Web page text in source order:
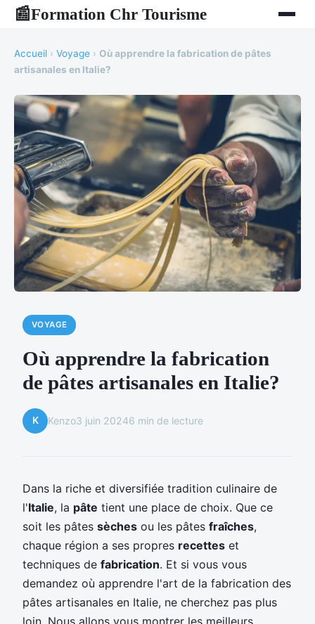
📰Formation Chr Tourisme
Accueil › Voyage › Où apprendre la fabrication de pâtes
artisanales en Italie?
VOYAGE
Où apprendre la fabrication
de pâtes artisanales en Italie?
K Kenzo3 juin 20246 min de lecture
Dans la riche et diversifiée tradition culinaire de
l'Italie, la pâte tient une place de choix. Que ce
soit les pâtes sèches ou les pâtes fraîches,
chaque région a ses propres recettes et
techniques de fabrication. Et si vous vous
demandez où apprendre l'art de la fabrication des
pâtes artisanales en Italie, ne cherchez pas plus
loin. Nous allons vous montrer les meilleurs